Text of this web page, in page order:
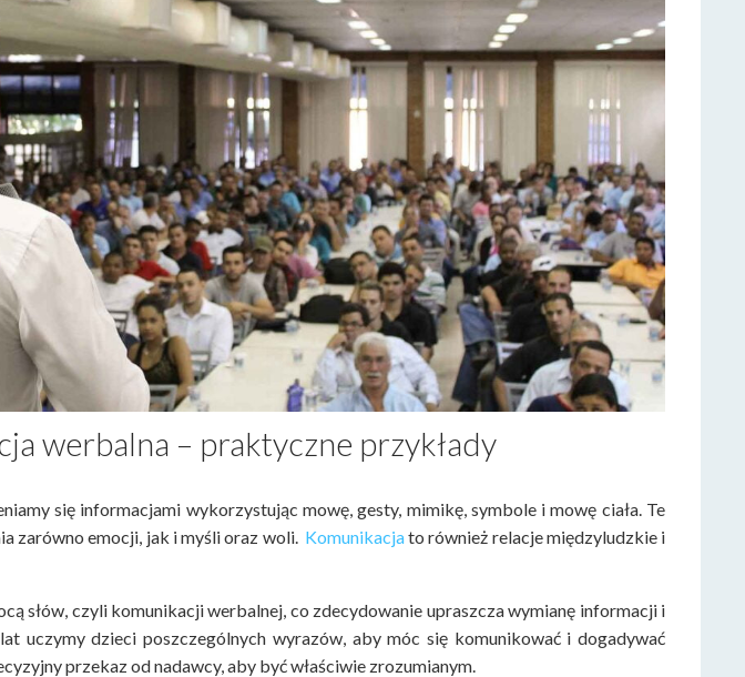
werbalna – praktyczne przykłady
się informacjami wykorzystując mowę, gesty, mimikę, symbole i mowę ciała. Te
zarówno emocji, jak i myśli oraz woli. Komunikacjato również relacje międzyludzkie i
słów, czyli komunikacji werbalnej, co zdecydowanie upraszcza wymianę informacji i
uczymy dzieci poszczególnych wyrazów, aby móc się komunikować i dogadywać
przekaz od nadawcy, aby być właściwie zrozumianym.